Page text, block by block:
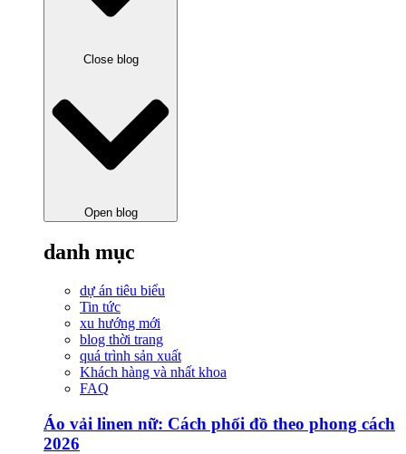
Close blog
Open blog
danh mục
dự án tiêu biểu
Tin tức
xu hướng mới
blog thời trang
quá trình sản xuất
Khách hàng và nhất khoa
FAQ
Áo vải linen nữ: Cách phối đồ theo phong cách
2026